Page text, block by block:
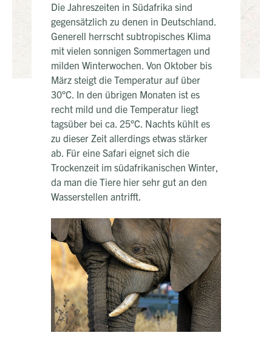
Die Jahreszeiten in Südafrika sind
gegensätzlich zu denen in Deutschland.
Generell herrscht subtropisches Klima
mit vielen sonnigen Sommertagen und
milden Winterwochen. Von Oktober bis
März steigt die Temperatur auf über
30°C. In den übrigen Monaten ist es
recht mild und die Temperatur liegt
tagsüber bei ca. 25°C. Nachts kühlt es
zu dieser Zeit allerdings etwas stärker
ab. Für eine Safari eignet sich die
Trockenzeit im südafrikanischen Winter,
da man die Tiere hier sehr gut an den
Wasserstellen antrifft.